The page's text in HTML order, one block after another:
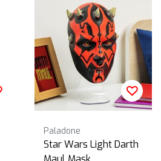
Paladone
Star Wars Light Darth